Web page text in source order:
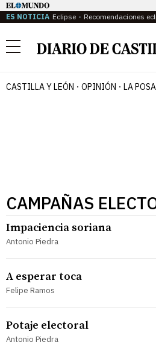
ES NOTICIA Eclipse Recomendaciones
Menú
CASTILLA Y LEÓN OPINIÓN LA
CAMPAÑAS
Impaciencia soriana
Antonio Piedra
A esperar toca
Felipe Ramos
Potaje electoral
Antonio Piedra